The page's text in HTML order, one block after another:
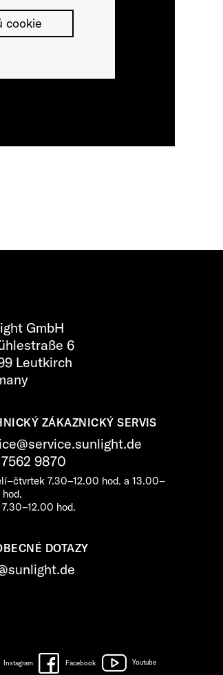
cookie
GmbH
6
Leutkirch
ZÁKAZNICKÝ SERVIS
9870
7.30–12.00 hod. a 13.00–
hod.
DOTAZY
Instagram Facebook Youtube